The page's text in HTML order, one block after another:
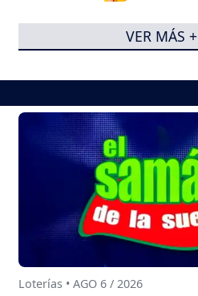
VER MÁS +
Loterías • AGO 6 / 2026